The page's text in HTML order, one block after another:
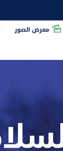
معرض الصور